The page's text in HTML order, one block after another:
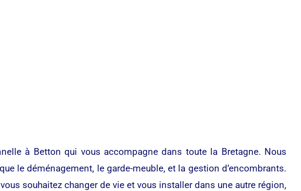
à Betton qui vous accompagne dans toute la Bretagne. Nous
le déménagement, le garde-meuble, et la gestion d’encombrants.
souhaitez changer de vie et vous installer dans une autre région,